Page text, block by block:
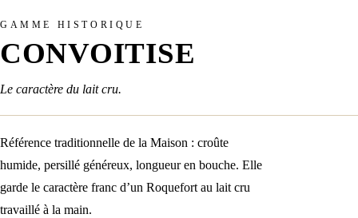
GAMME HISTORIQUE
CONVOITISE
Le caractère du lait cru.
Référence traditionnelle de la Maison : croûte
humide, persillé généreux, longueur en bouche. Elle
garde le caractère franc d’un Roquefort au lait cru
travaillé à la main.